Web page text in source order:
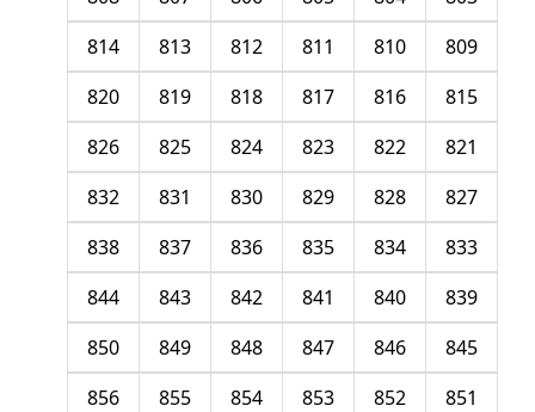
809
810
811
812
813
814
815
816
817
818
819
820
821
822
823
824
825
826
827
828
829
830
831
832
833
834
835
836
837
838
839
840
841
842
843
844
845
846
847
848
849
850
851
852
853
854
855
856